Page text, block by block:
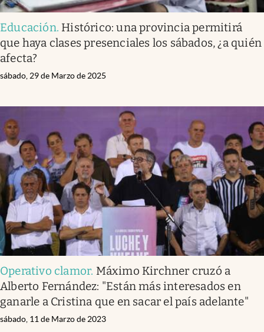
El Cronista Studio
Mediakit
abre en nueva pestaña
Educación. Histórico: una provincia permitirá
que haya clases presenciales los sábados, ¿a quién
afecta?
sábado, 29 de Marzo de 2025
Operativo clamor. Máximo Kirchner cruzó a
Alberto Fernández: "Están más interesados en
ganarle a Cristina que en sacar el país adelante"
sábado, 11 de Marzo de 2023